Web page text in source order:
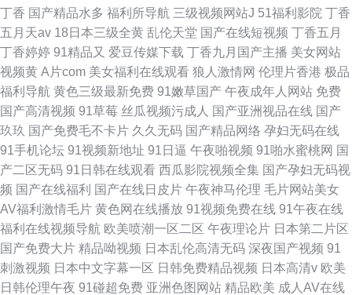
丁香 国产精品水多 福利所导航 三级视频网站J 51福利影院 丁香
五月天av 18日本三级全黄 乱伦天堂 国产在线短视频 丁香五月
丁香婷婷 91精品又 爱豆传媒下载 丁香九月国产主播 美女网站
视频黄 A片com 美女福利在线观看 狼人激情网 伦理片香港 极品
福利导航 黄色三级最新免费 91嫩草国产 午夜成年人网站 免费
国产高清视频 91草莓 丝瓜视频污成人 国产亚洲视品在线 国产
玖玖 国产免费毛不卡片 久久无码 国产精品网络 孕妇无码在线
91手机论坛 91视频新地址 91日逼 午夜啪视频 91啪水蜜桃网 国
产二区无码 91日韩在线观看 西瓜影院视频全集 国产孕妇无码视
频 国产在线福利 国产在线日皮片 午夜神马伦理 毛片网站美女
AV福利激情毛片 黄色网在线播放 91视频免费在线 91午夜在线
福利在线视频导航 欧美喷潮一区二区 午夜理论片 日本第二片区
国产免费大片 精品呦视频 日本乱伦高清无码 深夜国产视频 91
刺激视频 日本中文字幕一区 日韩免费精品视频 日本高清v 欧美
日韩伦理午夜 91碰超免费 亚洲色图网站 精品欧美 成人AV在线